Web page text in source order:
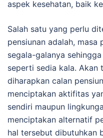
aspek kesehatan, baik
Salah satu yang perlu
pensiunan adalah, masa
segala-galanya
seperti sedia kala. Akan
diharapkan calan
menciptakan aktifitas
sendiri maupun
menciptakan alternatif
hal tersebut dibutuhkan